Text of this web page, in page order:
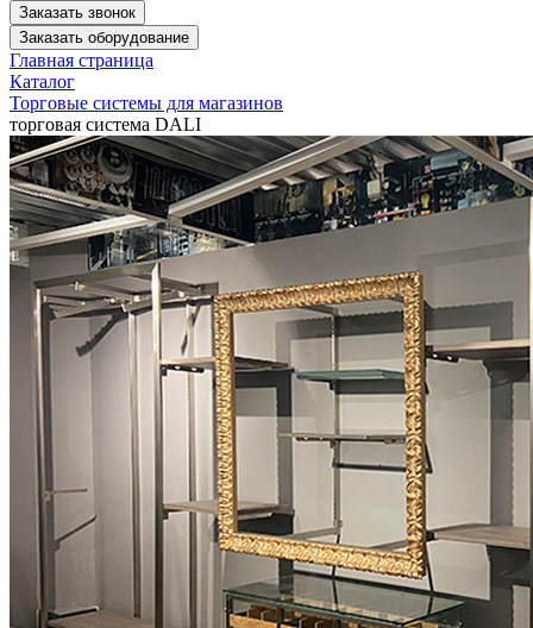
Заказать звонок
Заказать оборудование
Главная страница
Каталог
Торговые системы для магазинов
торговая система DALI